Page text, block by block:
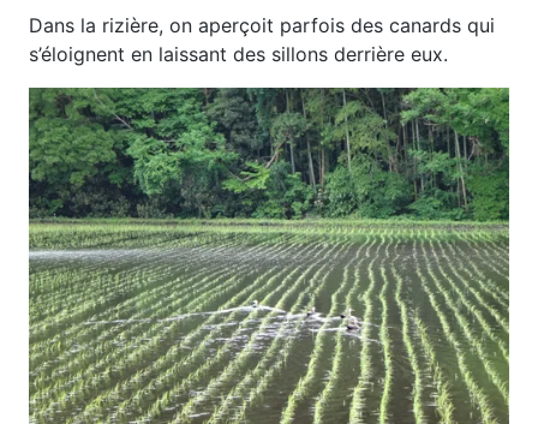
Dans la rizière, on aperçoit parfois des canards qui
s’éloignent en laissant des sillons derrière eux.